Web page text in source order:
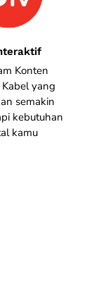
Konten
yang
semakin
kebutuhan
kamu